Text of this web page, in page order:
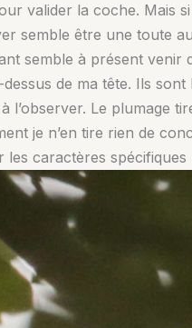
valider la coche. Mais
semble être une toute
semble à présent venir
de ma tête. Ils sont
l’observer. Le plumage
je n’en tire rien de
caractères spécifiques